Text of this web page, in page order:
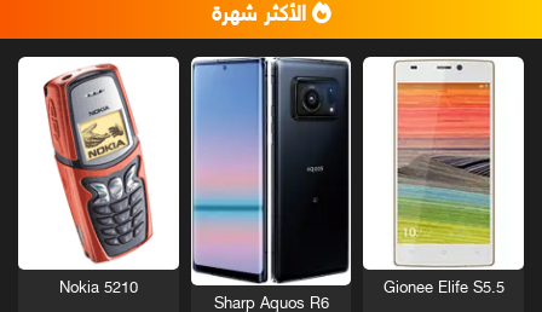
الأكثر شهرة
Gionee Elife S5.5
Sharp Aquos R6
Nokia 5210